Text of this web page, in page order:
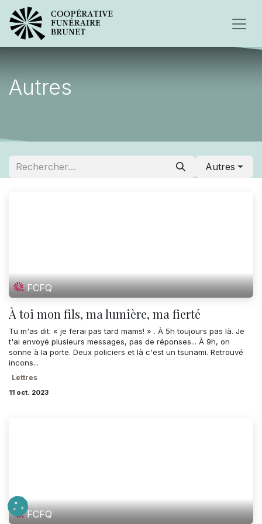
Autres
Autres
FCFQ
À toi mon fils, ma lumière, ma fierté
Tu m'as dit: « je ferai pas tard mams! » . À 5h toujours pas là. Je
t'ai envoyé plusieurs messages, pas de réponses... À 9h, on
sonne à la porte. Deux policiers et là c'est un tsunami. Retrouvé
incons...
Lettres
11 oct. 2023
FCFQ